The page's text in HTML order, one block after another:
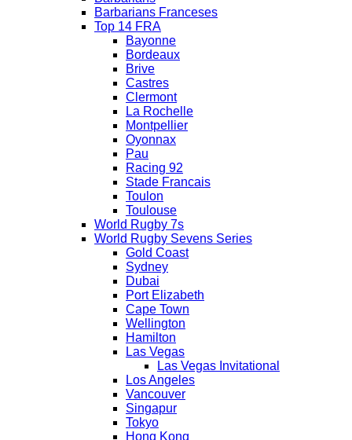
Barbarians Franceses
Top 14 FRA
Bayonne
Bordeaux
Brive
Castres
Clermont
La Rochelle
Montpellier
Oyonnax
Pau
Racing 92
Stade Francais
Toulon
Toulouse
World Rugby 7s
World Rugby Sevens Series
Gold Coast
Sydney
Dubai
Port Elizabeth
Cape Town
Wellington
Hamilton
Las Vegas
Las Vegas Invitational
Los Angeles
Vancouver
Singapur
Tokyo
Hong Kong